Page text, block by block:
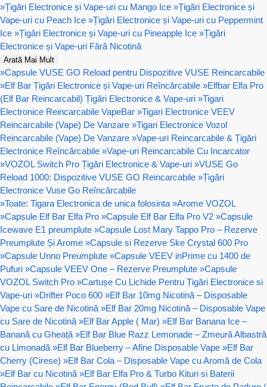
»Țigări Electronice și Vape-uri cu Mango Ice »Țigări Electronice și
Vape-uri cu Peach Ice »Țigări Electronice și Vape-uri cu Peppermint
Ice »Țigări Electronice și Vape-uri cu Pineapple Ice »Țigări
Electronice și Vape-uri Fără Nicotină
Arată Mai Mult
»Capsule VUSE GO Reload pentru Dispozitive VUSE Reincarcabile
»Elf Bar Țigări Electronice și Vape-uri Reîncărcabile »Elfbar Elfa Pro
(Elf Bar Reincarcabil) Țigări Electronice & Vape-uri »Tigari
Electronice Reincarcabile VapeBar »Tigari Electronice VEEV
Reincarcabile (Vape) De Vanzare »Tigari Electronice Vozol
Reincarcabile (Vape) De Vanzare »Vape-uri Reincarcabile & Țigări
Electronice Reîncărcabile »Vape-uri Reincarcabile Cu Incarcator
»VOZOL Switch Pro Țigări Electronice & Vape-uri »VUSE Go
Reload 1000: Dispozitive VUSE GO Reincarcabile »Țigări
Electronice Vuse Go Reîncărcabile
»Toate: Tigara Electronica de unica folosinta »Arome VOZOL
»Capsule Elf Bar Elfa Pro »Capsule Elf Bar Elfa Pro V2 »Capsule
Icewave E1 preumplute »Capsule Lost Mary Tappo Pro – Rezerve
Preumplute Și Arome »Capsule si Rezerve Ske Crystal 600 Pro
»Capsule Unno Preumplute »Capsule VEEV inPrime cu 1400 de
Pufuri »Capsule VEEV One – Rezerve Preumplute »Capsule
VOZOL Switch Pro »Cartușe Cu Lichide Pentru Țigări Electronice si
Vape-uri »Drifter Poco 600 »Elf Bar 10mg Nicotină – Disposable
Vape cu Sare de Nicotină »Elf Bar 20mg Nicotină – Disposable Vape
cu Sare de Nicotină »Elf Bar Apple ( Mar) »Elf Bar Banana Ice –
Banană cu Gheață »Elf Bar Blue Razz Lemonade – Zmeură Albastră
cu Limonadă »Elf Bar Blueberry – Afine Disposable Vape »Elf Bar
Cherry (Cirese) »Elf Bar Cola – Disposable Vape cu Aromă de Cola
»Elf Bar cu Nicotină »Elf Bar Elfa Pro & Turbo Kituri si Baterii